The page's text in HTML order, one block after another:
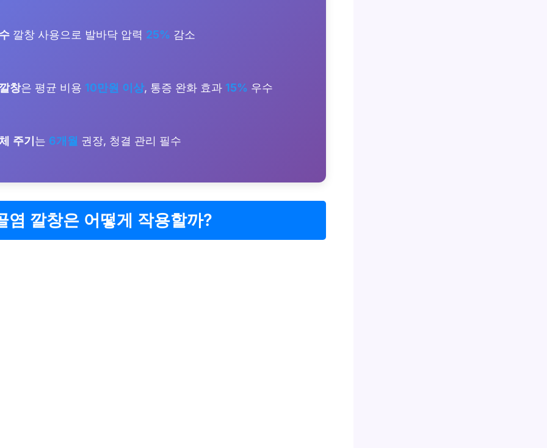
깔창 사용으로 발바닥 압력 25% 감소
창은 평균 비용 10만원 이상, 통증 완화 효과 15% 우수
주기는 6개월 권장, 청결 관리 필수
염 깔창은 어떻게 작용할까?